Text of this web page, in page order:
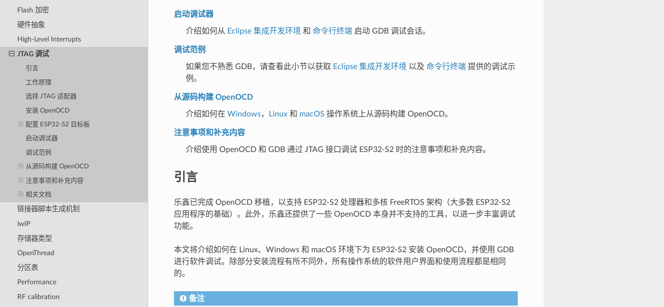
Flash 加密
硬件抽象
High-Level Interrupts
JTAG 调试
引言
工作原理
选择 JTAG 适配器
安装 OpenOCD
配置 ESP32-S2 目标板
启动调试器
调试范例
从源码构建 OpenOCD
注意事项和补充内容
相关文档
链接器脚本生成机制
lwIP
存储器类型
OpenThread
分区表
Performance
RF calibration
启动调试器
介绍如何从 Eclipse 集成开发环境 和 命令行终端启动 GDB 调试会话。
调试范例
如果您不熟悉 GDB，请查看此小节以获取 Eclipse 集成开发环境 以及 命令行终端提供的调试示
例。
从源码构建 OpenOCD
介绍如何在 Windows， Linux和 macOS 操作系统上从源码构建 OpenOCD。
注意事项和补充内容
介绍使用 OpenOCD 和 GDB 通过 JTAG 接口调试 ESP32-S2 时的注意事项和补充内容。
引言
乐鑫已完成 OpenOCD 移植，以支持 ESP32-S2 处理器和多核 FreeRTOS 架构（大多数 ESP32-S2
应用程序的基础）。此外，乐鑫还提供了一些 OpenOCD 本身并不支持的工具，以进一步丰富调试
功能。
本文将介绍如何在 Linux、Windows 和 macOS 环境下为 ESP32-S2 安装 OpenOCD，并使用 GDB
进行软件调试。除部分安装流程有所不同外，所有操作系统的软件用户界面和使用流程都是相同
的。
备注